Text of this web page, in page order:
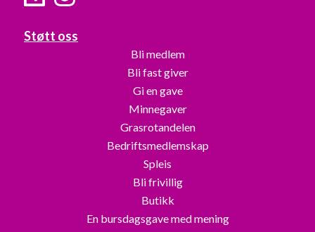
Støtt oss
Bli medlem
Bli fast giver
Gi en gave
Minnegaver
Grasrotandelen
Bedriftsmedlemskap
Spleis
Bli frivillig
Butikk
En bursdagsgave med mening